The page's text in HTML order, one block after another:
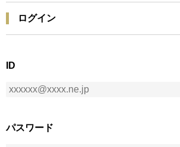
ログイン
ID
パスワード